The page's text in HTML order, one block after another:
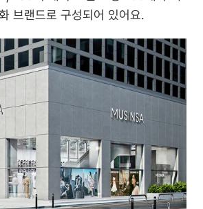
브랜드로 구성되어 있어요.